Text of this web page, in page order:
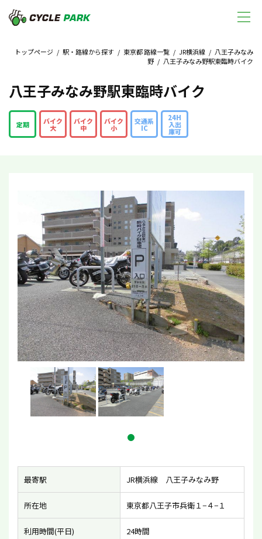
トップページ / 駅・路線から探す / 東京都 路線一覧 / JR横浜線 / 八王子みなみ
野 / 八王子みなみ野駅東臨時バイク
八王子みなみ野駅東臨時バイク
定期 バイク
大
バイク
中
バイク
小
交通系
IC
24H
入出
庫可
最寄駅 JR横浜線 八王子みなみ野
所在地 東京都八王子市兵衛１−４−１
利用時間(平日) 24時間